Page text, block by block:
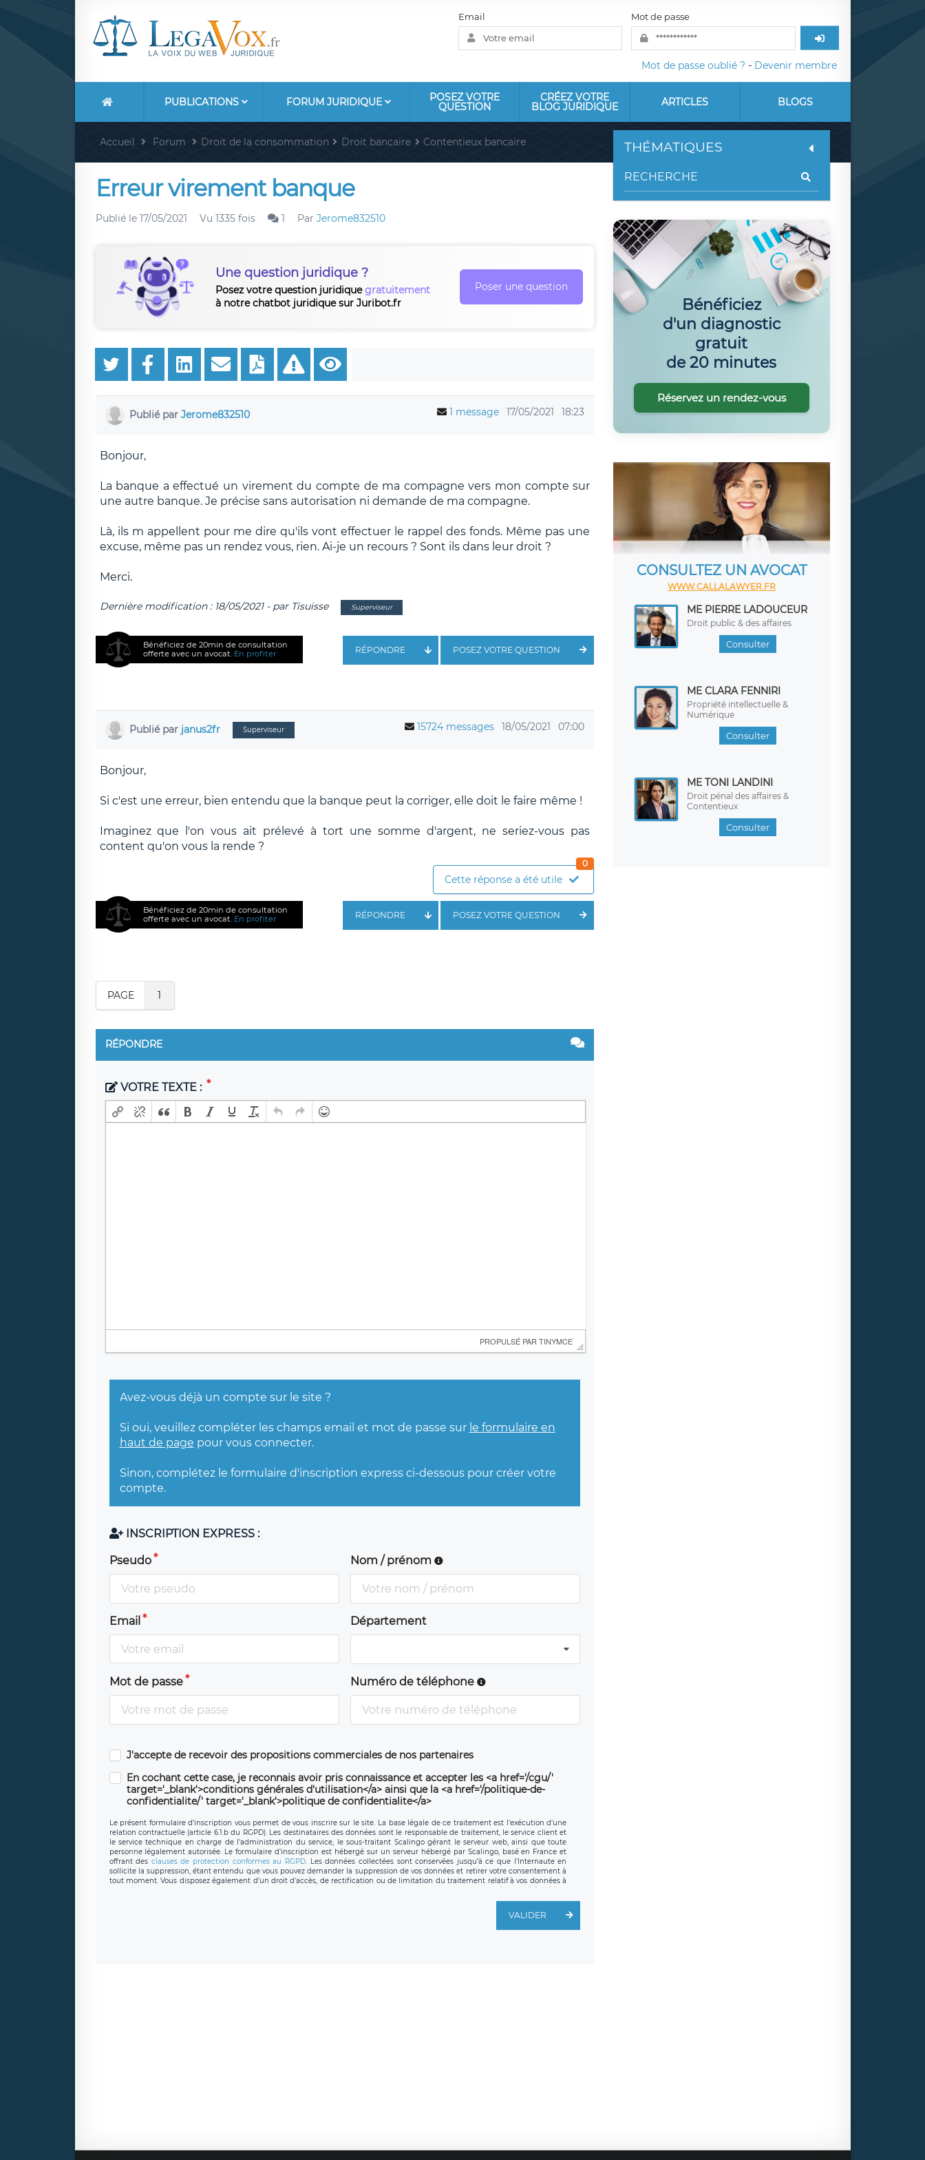
Email Mot de passe
Mot de passe oublié ? - Devenir membre
PUBLICATIONS FORUM JURIDIQUE POSEZ VOTRE
QUESTION
CRÉEZ VOTRE
BLOG JURIDIQUE ARTICLES BLOGS
Accueil Forum Droit de la consommation Droit bancaire Contentieux bancaire
Erreur virement banque
Publié le 17/05/2021 Vu 1335 fois 1 Par Jerome832510
Une question juridique ?
Posez votre question juridiquegratuitement
à notre chatbot juridique sur Juribot.fr
Poser une question
Publié par Jerome832510 1 message 17/05/2021 18:23
Bonjour,
La banque a effectué un virement du compte de ma compagne vers mon compte sur
une autre banque. Je précise sans autorisation ni demande de ma compagne.
Là, ils m appellent pour me dire qu'ils vont effectuer le rappel des fonds. Même pas une
excuse, même pas un rendez vous, rien. Ai-je un recours ? Sont ils dans leur droit ?
Merci.
Dernière modification : 18/05/2021 - par Tisuisse Superviseur
Bénéficiez de 20min de consultation
offerte avec un avocat. En profiter POSEZ VOTRE QUESTION
RÉPONDRE
Publié par janus2fr Superviseur 15724 messages 18/05/2021 07:00
Bonjour,
Si c'est une erreur, bien entendu que la banque peut la corriger, elle doit le faire même !
Imaginez que l'on vous ait prélevé à tort une somme d'argent, ne seriez-vous pas
content qu'on vous la rende ?
Cette réponse a été utile
0
Bénéficiez de 20min de consultation
offerte avec un avocat. En profiter POSEZ VOTRE QUESTION
RÉPONDRE
PAGE 1
RÉPONDRE
VOTRE TEXTE :
PROPULSÉ PAR TINYMCE
Avez-vous déjà un compte sur le site ?
Si oui, veuillez compléter les champs email et mot de passe sur le formulaire en
haut de page pour vous connecter.
Sinon, complétez le formulaire d'inscription express ci-dessous pour créer votre
compte.
INSCRIPTION EXPRESS :
Pseudo Nom / prénom
Email Département
Mot de passe Numéro de téléphone
J'accepte de recevoir des propositions commerciales de nos partenaires
En cochant cette case, je reconnais avoir pris connaissance et accepter les <a href='/cgu/'
target='_blank'>conditions générales d'utilisation</a> ainsi que la <a href='/politique-de-
confidentialite/' target='_blank'>politique de confidentialite</a>
Le présent formulaire d’inscription vous permet de vous inscrire sur le site. La base légale de ce traitement est l’exécution d’une
relation contractuelle (article 6.1.b du RGPD). Les destinataires des données sont le responsable de traitement, le service client et
le service technique en charge de l’administration du service, le sous-traitant Scalingo gérant le serveur web, ainsi que toute
personne légalement autorisée. Le formulaire d’inscription est hébergé sur un serveur hébergé par Scalingo, basé en France et
offrant des clauses de protection conformes au RGPD. Les données collectées sont conservées jusqu’à ce que l’Internaute en
sollicite la suppression, étant entendu que vous pouvez demander la suppression de vos données et retirer votre consentement à
tout moment. Vous disposez également d’un droit d’accès, de rectification ou de limitation du traitement relatif à vos données à
caractère personnel, ainsi que d’un droit à la portabilité de vos données. Vous pouvez exercer ces droits auprès du délégué à la
protection des données de LÉGAVOX qui exerce au siège social de LÉGAVOX et est joignable à l’adresse mail suivante :
joignable à l’adresse mail : responsabledetraitement@legavox.fr. Vous avez également le droit d’introduire une réclamation
VALIDER
THÉMATIQUES
Bénéficiez
d'un diagnostic
gratuit
de 20 minutes
Réservez un rendez-vous
CONSULTEZ UN AVOCAT
WWW.CALLALAWYER.FR
ME PIERRE LADOUCEUR
Droit public & des affaires
Consulter
ME CLARA FENNIRI
Propriété intellectuelle &
Numérique
Consulter
ME TONI LANDINI
Droit pénal des affaires &
Contentieux
Consulter